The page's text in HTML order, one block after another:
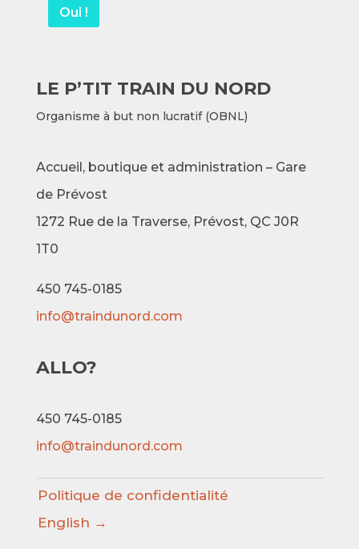
Oui !
LE P’TIT TRAIN DU NORD
Organisme à but non lucratif (OBNL)
Accueil, boutique et administration – Gare
de Prévost
1272 Rue de la Traverse, Prévost, QC J0R
1T0
450 745-0185
info@traindunord.com
ALLO?
450 745-0185
info@traindunord.com
Politique de confidentialité
English →